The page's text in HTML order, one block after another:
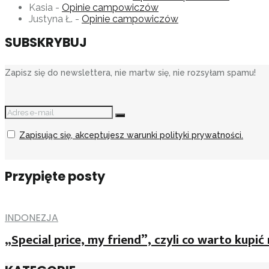
Kasia - Opinie campowiczów
Justyna Ł. - Opinie campowiczów
SUBSKRYBUJ
Zapisz się do newslettera, nie martw się, nie rozsyłam spamu!
Zapisując się, akceptujesz warunki polityki prywatności.
Przypięte posty
INDONEZJA
„Special price, my friend”, czyli co warto